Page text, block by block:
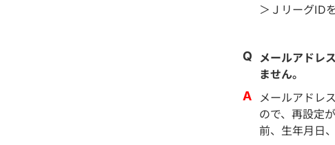
＞ＪリーグID
メールアドレ
ません。
メールアドレ
ので、再設定
前、生年月日